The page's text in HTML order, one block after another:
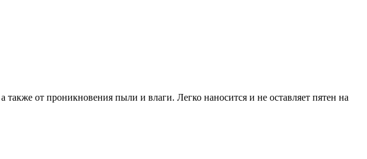
от проникновения пыли и влаги. Легко наносится и не оставляет пятен на